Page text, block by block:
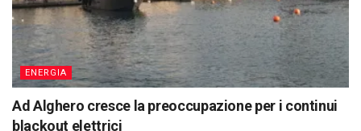
ENERGIA
Ad Alghero cresce la preoccupazione per i continui
blackout elettrici